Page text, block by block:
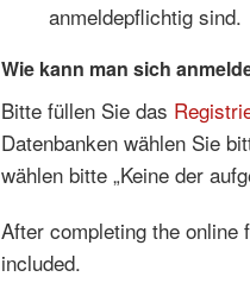
anmeldepflichtig sind.
Wie kann man sich
Bitte füllen Sie das
Datenbanken wählen Sie
wählen bitte „Keine der
After completing the
included.